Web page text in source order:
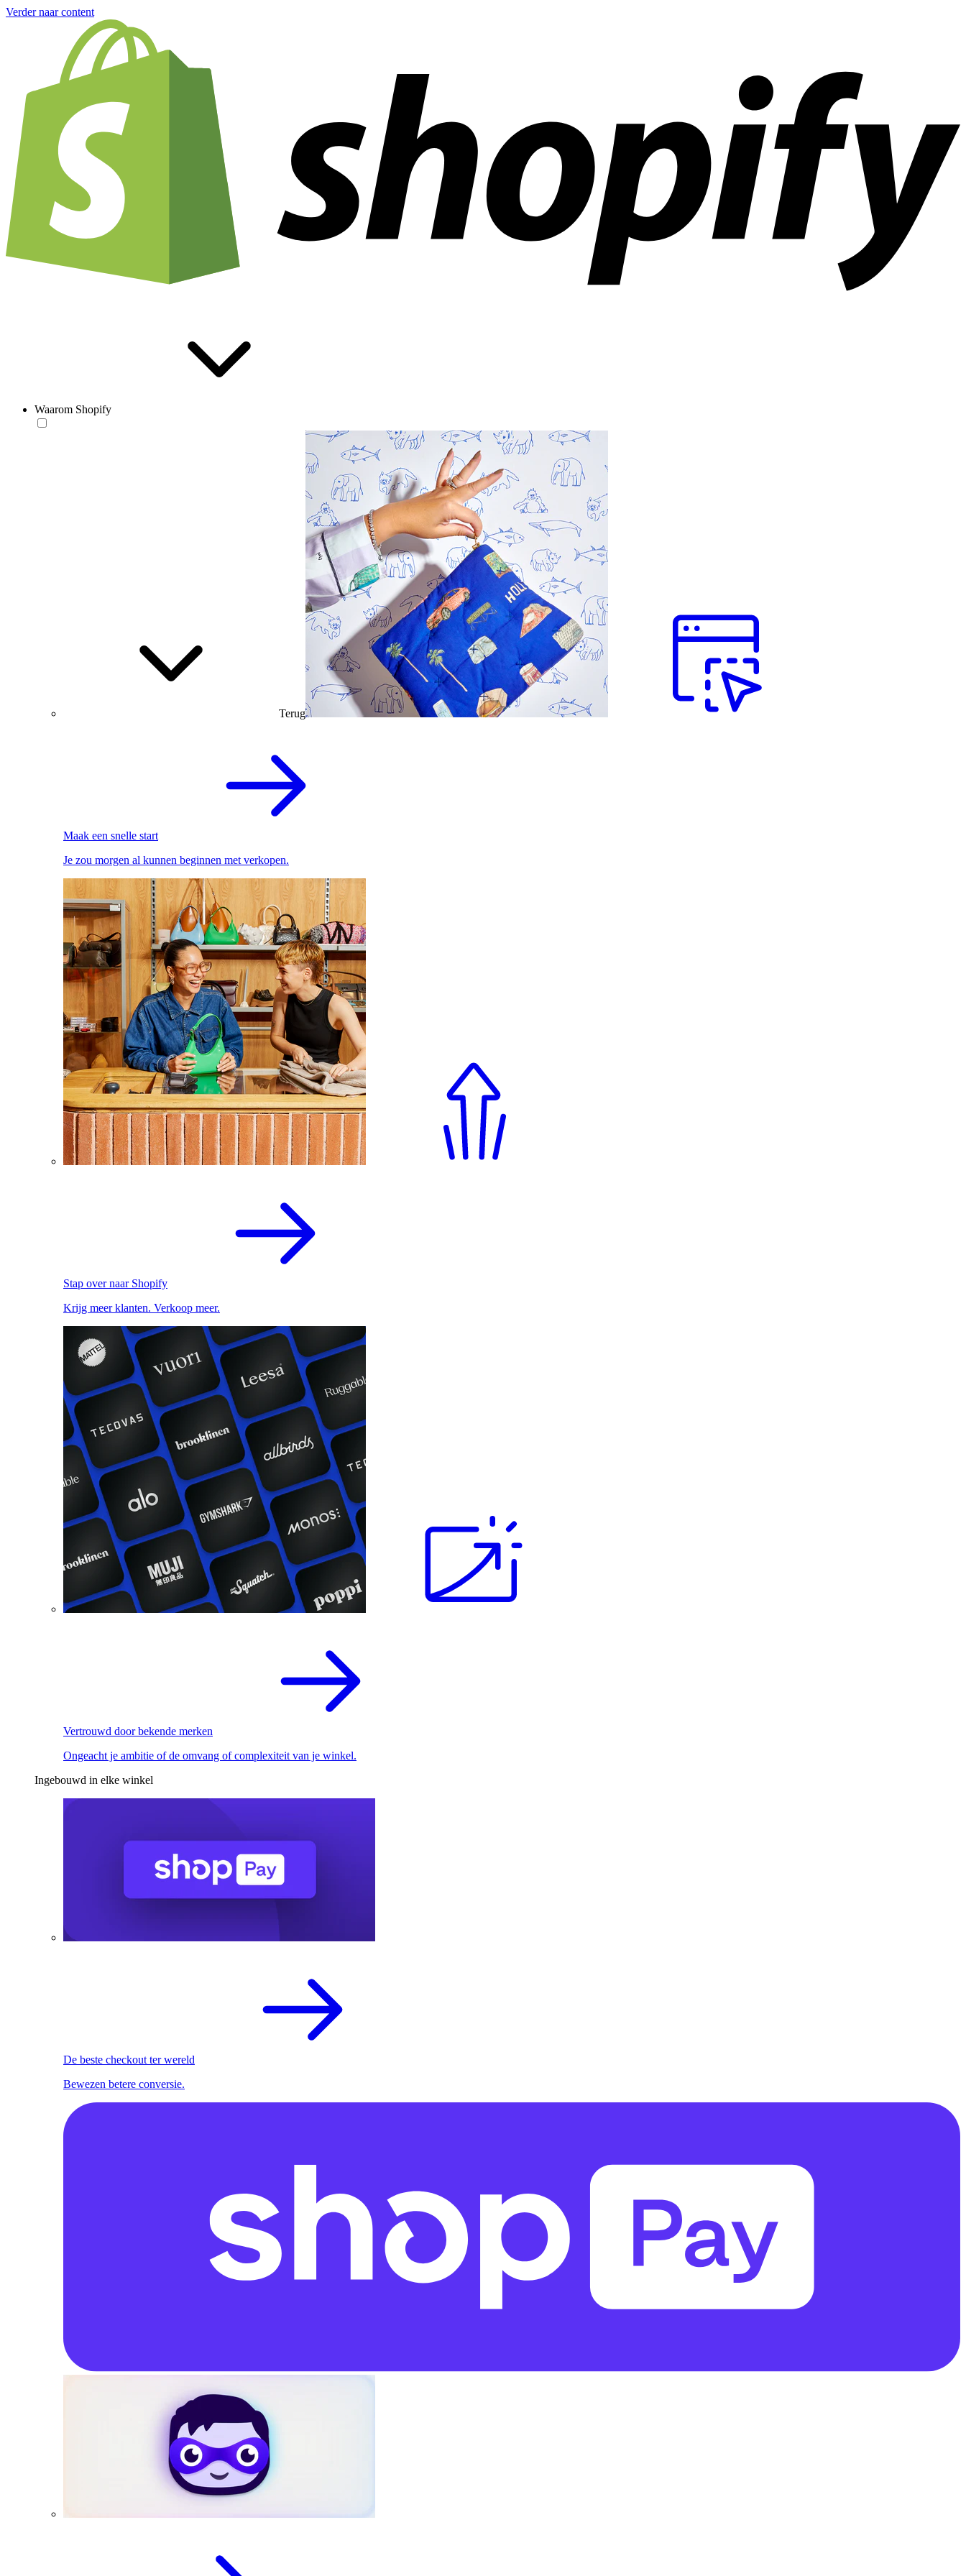
Verder naar content
Waarom Shopify
Terug
Maak een snelle start
Je zou morgen al kunnen beginnen met verkopen.
Stap over naar Shopify
Krijg meer klanten. Verkoop meer.
Vertrouwd door bekende merken
Ongeacht je ambitie of de omvang of complexiteit van je winkel.
Ingebouwd in elke winkel
De beste checkout ter wereld
Bewezen betere conversie.